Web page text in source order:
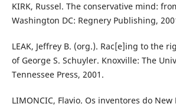
KIRK, Russel. The conservative mind:
Washington DC: Regnery Publishing,
LEAK, Jeffrey B. (org.). Rac[e]ing to the
of George S. Schuyler. Knoxville: The
Tennessee Press, 2001.
LIMONCIC, Flavio. Os inventores do New